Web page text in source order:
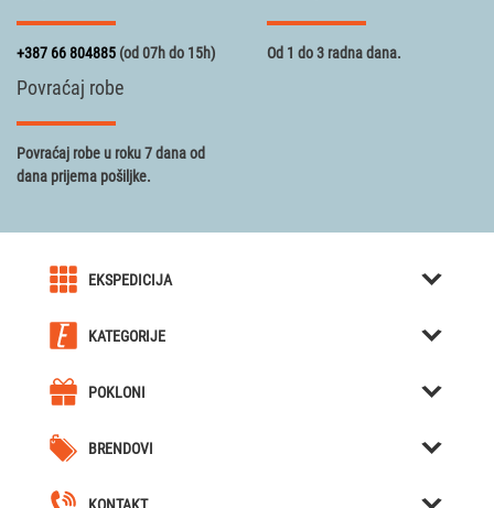
+387 66 804885 (od 07h do 15h) Od 1 do 3 radna dana.
Povraćaj robe
Povraćaj robe u roku 7 dana od
dana prijema pošiljke.
EKSPEDICIJA
Karijera u Ekspediciji
Uslovi kupovine
Cjelokupna ponuda
KATEGORIJE
Kutije za Satove / Nakit
Hjumidori / Breneri / Piksle / Sjekači za tompuse
POKLONI
Poklon za dečka
Poklon za djevojku
BRENDOVI